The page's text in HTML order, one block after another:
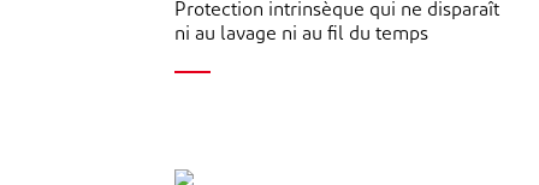
Protection intrinsèque qui ne disparaît
ni au lavage ni au fil du temps